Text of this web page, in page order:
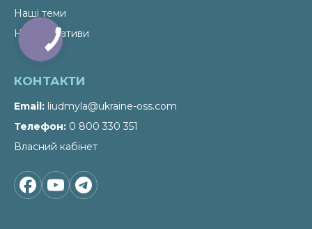
Наші теми
Наші ініціативи
КОНТАКТИ
Email liudmyla@ukraine-oss.com
Телефон 0 800 330 351
Власний кабінет